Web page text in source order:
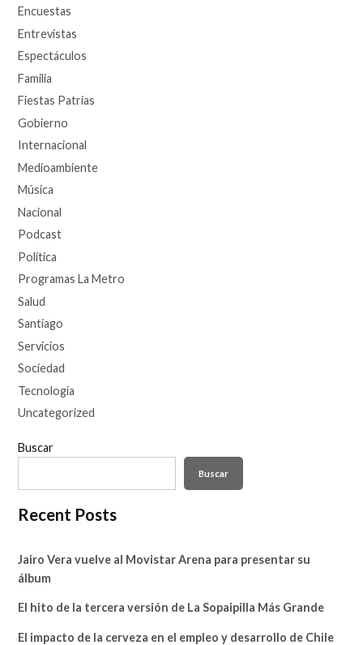
Encuestas
Entrevistas
Espectáculos
Familia
Fiestas Patrias
Gobierno
Internacional
Medioambiente
Música
Nacional
Podcast
Política
Programas La Metro
Salud
Santiago
Servicios
Sociedad
Tecnología
Uncategorized
Buscar
Buscar
Recent Posts
Jairo Vera vuelve al Movistar Arena para presentar su
álbum
El hito de la tercera versión de La Sopaipilla Más Grande
El impacto de la cerveza en el empleo y desarrollo de Chile